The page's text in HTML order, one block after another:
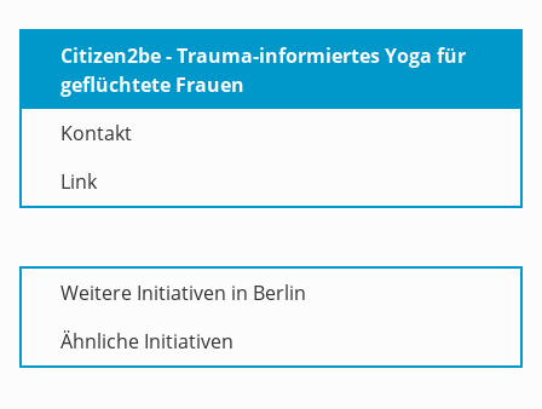
Citizen2be - Trauma-informiertes Yoga für
geflüchtete Frauen
Kontakt
Link
Weitere Initiativen in Berlin
Ähnliche Initiativen